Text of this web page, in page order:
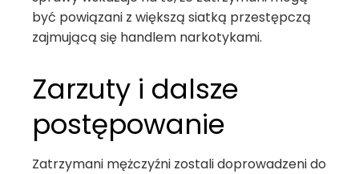
być powiązani z większą siatką przestępczą
zajmującą się handlem narkotykami.
Zarzuty i dalsze
postępowanie
Zatrzymani mężczyźni zostali doprowadzeni do